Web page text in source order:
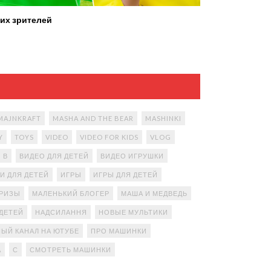
зрителей
MASHA AND THE BEAR MASHINKI
TOYS VIDEO VIDEO FOR KIDS VLOG
В ВИДЕО ДЛЯ ДЕТЕЙ ВИДЕО ИГРУШКИ
ДЛЯ ДЕТЕЙ ИГРЫ ИГРЫ ДЛЯ ДЕТЕЙ
МАЛЕНЬКИЙ БЛОГЕР МАША И МЕДВЕДЬ
НАДСИЛАННЯ НОВЫЕ МУЛЬТИКИ
КАНАЛ НА ЮТУБЕ ПРО МАШИНКИ
С СМОТРЕТЬ МАШИНКИ